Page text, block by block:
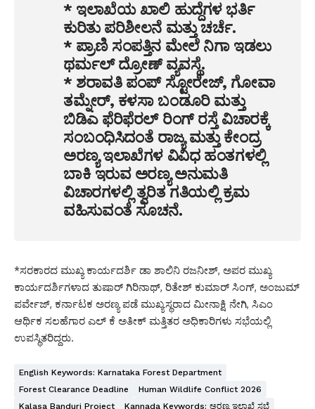
* ಇಲಾಖೆಯ ಖಾಲಿ ಹುದ್ದೆಗಳ ಭರ್ತಿ
ಕುರಿತು ಪರಿಶೀಲನೆ ಮತ್ತು ಚರ್ಚೆ.
* ಪ್ರಾಣಿ ಸಂಪತ್ತಿನ ಮೇಲೆ ನಿಗಾ ಇಡಲು
ಥರ್ಮಲ್‌ ದ್ರೋಣ್‌ ವ್ಯವಸ್ಥೆ.
* ಶರಾವತಿ ಪಂಪ್ ಸ್ಟೋರೇಜ್‌, ಗೋವಾ
ತಮ್ನೇರ್‌, ಕಳಸಾ ಬಂಡೂರಿ ಮತ್ತು
ಬಿಡಿಎ ಫೆರಿಫೆರಲ್‌ ರಿಂಗ್‌ ರಸ್ತೆ ವಿಚಾರಕ್ಕೆ
ಸಂಬಂಧಿಸಿದಂತೆ ರಾಜ್ಯ ಮತ್ತು ಕೇಂದ್ರ
ಅರಣ್ಯ ಇಲಾಖೆಗಳ ವಿವಿಧ ಹಂತಗಳಲ್ಲಿ
ಬಾಕಿ ಇರುವ ಅರಣ್ಯ ಅನುಮತಿ
ವಿಚಾರಗಳಲ್ಲಿ ತ್ವರಿತ ಗತಿಯಲ್ಲಿ ಕ್ರಮ
ವಹಿಸುವಂತೆ ಸೂಚನೆ.
*ಸರಕಾರದ ಮುಖ್ಯ ಕಾರ್ಯದರ್ಶಿ ಡಾ ಶಾಲಿನಿ ರಜನೀಶ್, ಅಪರ ಮುಖ್ಯ
ಕಾರ್ಯದರ್ಶಿಗಳಾದ ತುಷಾರ್ ಗಿರಿನಾಥ್, ರಿತೇಶ್ ಕುಮಾರ್ ಸಿಂಗ್, ಅಂಜುಮ್
ಪರ್ವೇಜ್, ಕರ್ನಾಟಕ ಅರಣ್ಯ ಪಡೆ ಮುಖ್ಯಸ್ಥರಾದ ಮೀನಾಕ್ಷಿ ನೇಗಿ, ಸಿಎಂ
ಆರ್ಥಿಕ ಸಲಹೆಗಾರ ಎಲ್ ಕೆ ಅತೀಕ್ ಮತ್ತಿತರ ಅಧಿಕಾರಿಗಳು ಸಭೆಯಲ್ಲಿ
ಉಪಸ್ಥಿತರಿದ್ದರು.
English Keywords: Karnataka Forest Department
Forest Clearance Deadline
Human Wildlife Conflict 2026
Kalasa Banduri Project
Kannada Keywords: ಅರಣ್ಯ ಇಲಾಖೆ ಸಭೆ